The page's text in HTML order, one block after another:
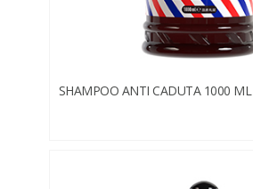
SHAMPOO ANTI CADUTA 1000 ML